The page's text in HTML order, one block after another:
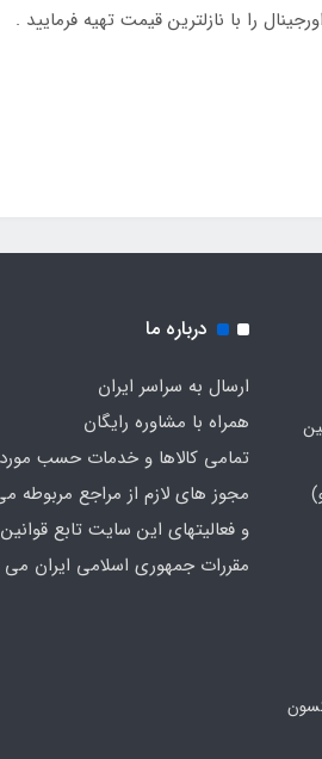
را با نازلترین قیمت تهیه فرمایید .
درباره ما
ارسال به سراسر ایران
همراه با مشاوره رایگان
تمامی کالاها و خدمات حسب
مجوز های لازم از مراجع مربوطه
و فعالیتهای این سایت تابع
مقررات جمهوری اسلامی ایران می